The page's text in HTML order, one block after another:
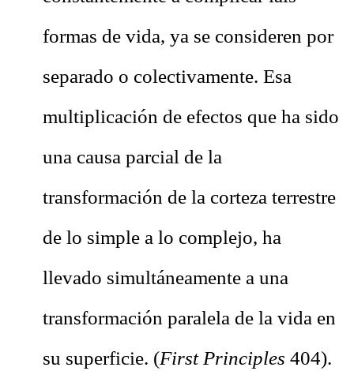
formas de vida, ya se consideren por
separado o colectivamente. Esa
multiplicación de efectos que ha sido
una causa parcial de la
transformación de la corteza terrestre
de lo simple a lo complejo, ha
llevado simultáneamente a una
transformación paralela de la vida en
su superficie. (First Principles 404).